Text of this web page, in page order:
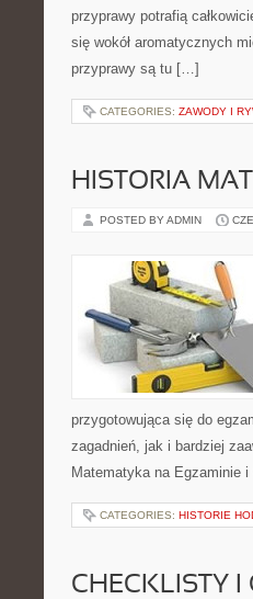
przyprawy potrafią
się wokół aromatycznych
przyprawy są tu […]
CATEGORIES: ZAWODY I
HISTORIA
POSTED BY ADMIN
przygotowująca się do
zagadnień, jak i bardziej
Matematyka na Egzaminie
CATEGORIES: HISTORIE
CHECKLISTY I